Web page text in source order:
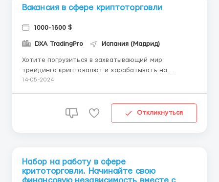
Вакансия в сфере криптоторговли
1000-1600 $
DXA TradingPro Испания (Мадрид)
Хотите погрузиться в захватывающий мир
трейдинга криптовалют и зарабатывать на
изменении их цен? Тогда это объявление для вас! 💰
поддержку от опытных профессионалов. 💡
Преимущества нашей услуг...
14-05-2024
Откликнуться
Набор на работу в сфере
критоторговли. Начинайте свою
финансовую независимость вместе с